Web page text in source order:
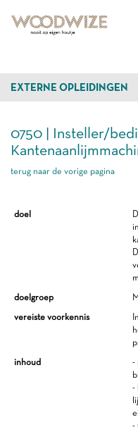
EXTERNE OPLEIDINGEN
0750 | Insteller/
terug naar de vorige pagina
doel
doelgroep
vereiste voorkennis
inhoud
-
-
-